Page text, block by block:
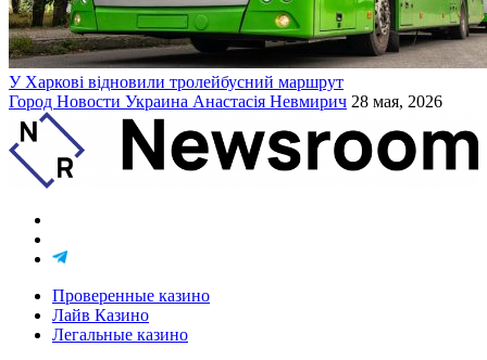
У Харкові відновили тролейбусний маршрут
Город Новости Украина Анастасія Невмирич 28 мая, 2026
Проверенные казино
Лайв Казино
Легальные казино